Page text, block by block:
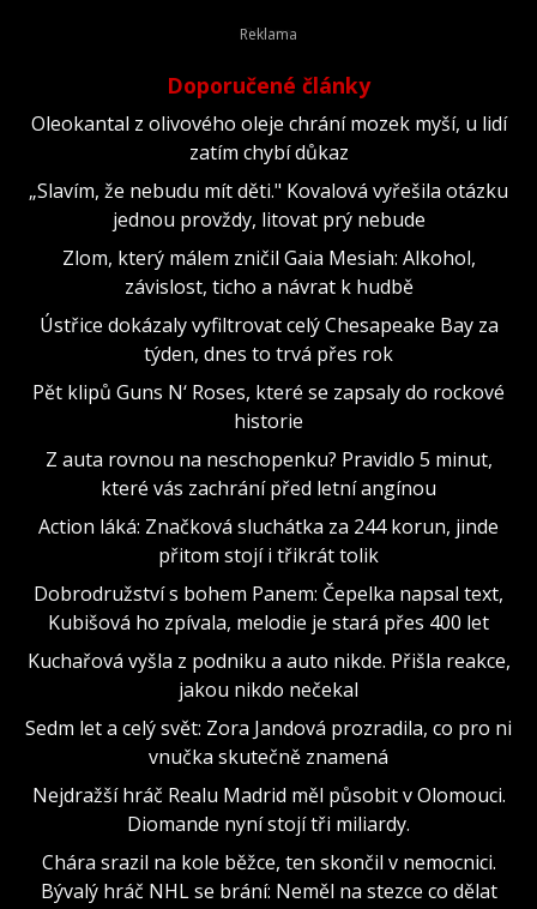
Doporučené články
Oleokantal z olivového oleje chrání mozek myší, u lidí
zatím chybí důkaz
„Slavím, že nebudu mít děti." Kovalová vyřešila otázku
jednou provždy, litovat prý nebude
Zlom, který málem zničil Gaia Mesiah: Alkohol,
závislost, ticho a návrat k hudbě
Ústřice dokázaly vyfiltrovat celý Chesapeake Bay za
týden, dnes to trvá přes rok
Pět klipů Guns N‘ Roses, které se zapsaly do rockové
historie
Z auta rovnou na neschopenku? Pravidlo 5 minut,
které vás zachrání před letní angínou
Action láká: Značková sluchátka za 244 korun, jinde
přitom stojí i třikrát tolik
Dobrodružství s bohem Panem: Čepelka napsal text,
Kubišová ho zpívala, melodie je stará přes 400 let
Kuchařová vyšla z podniku a auto nikde. Přišla reakce,
jakou nikdo nečekal
Sedm let a celý svět: Zora Jandová prozradila, co pro ni
vnučka skutečně znamená
Nejdražší hráč Realu Madrid měl působit v Olomouci.
Diomande nyní stojí tři miliardy.
Chára srazil na kole běžce, ten skončil v nemocnici.
Bývalý hráč NHL se brání: Neměl na stezce co dělat